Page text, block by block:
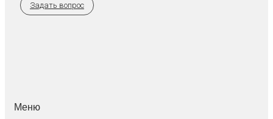
Задать вопрос
Меню